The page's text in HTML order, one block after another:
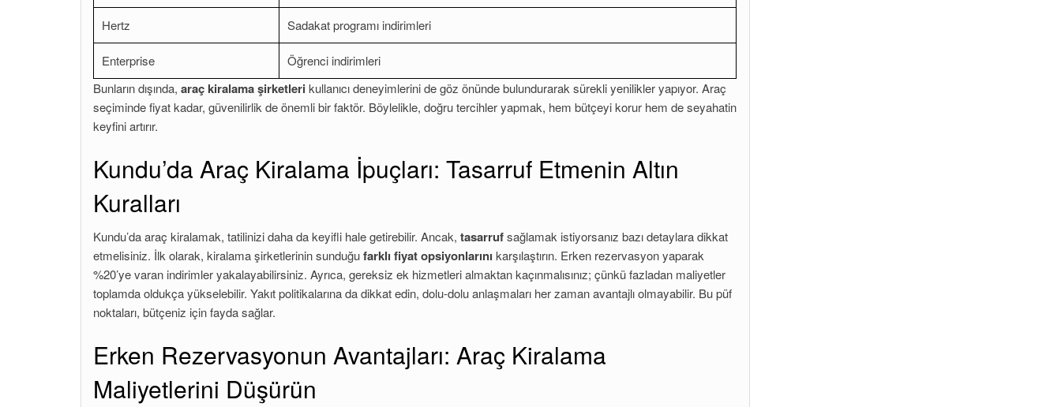
Hertz Sadakat programı indirimleri
Enterprise
Öğrenci indirimleri
Bunların dışında, araç kiralama şirketleri kullanıcı deneyimlerini de göz önünde bulundurarak sürekli yenilikler yapıyor. Araç
seçiminde fiyat kadar, güvenilirlik de önemli bir faktör. Böylelikle, doğru tercihler yapmak, hem bütçeyi korur hem de seyahatin
keyfini artırır.
Kundu’da Araç Kiralama İpuçları: Tasarruf Etmenin Altın
Kuralları
Kundu’da araç kiralamak, tatilinizi daha da keyifli hale getirebilir. Ancak, tasarrufsağlamak istiyorsanız bazı detaylara dikkat
etmelisiniz. İlk olarak, kiralama şirketlerinin sunduğufarklı fiyat opsiyonlarını karşılaştırın. Erken rezervasyon yaparak
%20’ye varan indirimler yakalayabilirsiniz. Ayrıca, gereksiz ek hizmetleri almaktan kaçınmalısınız; çünkü fazladan maliyetler
toplamda oldukça yükselebilir. Yakıt politikalarına da dikkat edin, dolu-dolu anlaşmaları her zaman avantajlı olmayabilir. Bu püf
noktaları, bütçeniz için fayda sağlar.
Erken Rezervasyonun Avantajları: Araç Kiralama
Maliyetlerini Düşürün